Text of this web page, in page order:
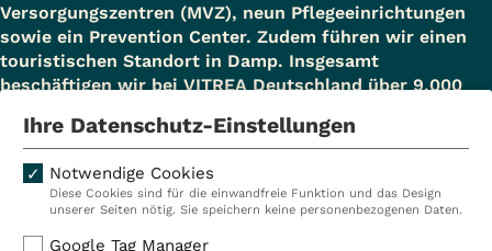
Versorgungszentren (MVZ), neun Pflegeeinrichtungen
sowie ein Prevention Center. Zudem führen wir einen
touristischen Standort in Damp. Insgesamt
beschäftigen wir bei VITREA Deutschland über 9.000
Kliniken
Ambulant
Reha
Ihre Datenschutz-Einstellungen
Notwendige Cookies
Diese Cookies sind für die einwandfreie Funktion und das Design
unserer Seiten nötig. Sie speichern keine personenbezogenen Daten.
Google Tag Manager